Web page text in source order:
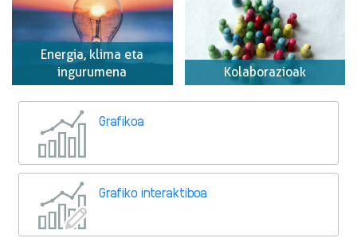
Energia, klima eta
ingurumena
Kolaborazioak
Grafikoa
Grafiko interaktiboa